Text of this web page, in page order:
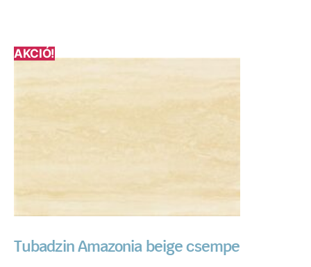
AKCIÓ!
Tubadzin Amazonia beige csempe